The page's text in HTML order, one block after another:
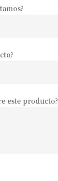
este producto?